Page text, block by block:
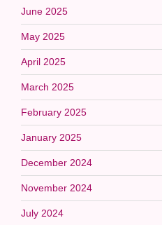
June 2025
May 2025
April 2025
March 2025
February 2025
January 2025
December 2024
November 2024
July 2024